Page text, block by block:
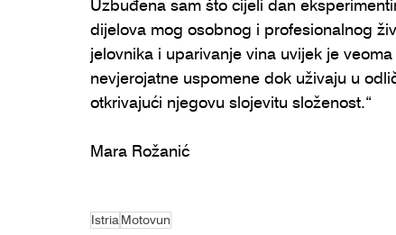
Uzbuđena sam što cijeli dan
dijelova mog osobnog i profesionalnog
jelovnika i uparivanje vina uvijek je
nevjerojatne uspomene dok uživaju u
otkrivajući njegovu slojevitu složenost.“⁠
Mara Rožanić
Istria Motovun